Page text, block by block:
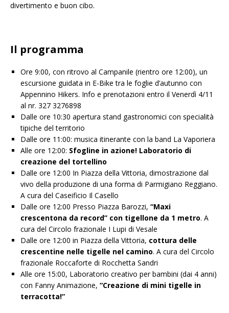
divertimento e buon cibo.
Il programma
Ore 9:00, con ritrovo al Campanile (rientro ore 12:00), un
escursione guidata in E-Bike tra le foglie d’autunno con
Appennino Hikers. Info e prenotazioni entro il Venerdì 4/11
al nr. 327 3276898
Dalle ore 10:30 apertura stand gastronomici con specialità
tipiche del territorio
Dalle ore 11:00: musica itinerante con la band La Vaporiera
Alle ore 12:00: Sfogline in azione! Laboratorio di
creazione del tortellino
Dalle ore 12:00 In Piazza della Vittoria, dimostrazione dal
vivo della produzione di una forma di Parmigiano Reggiano.
A cura del Caseificio Il Casello
Dalle ore 12:00 Presso Piazza Barozzi, “Maxi
crescentona da record” con tigellone da 1 metro. A
cura del Circolo frazionale I Lupi di Vesale
Dalle ore 12:00 in Piazza della Vittoria, cottura delle
crescentine nelle tigelle nel camino. A cura del Circolo
frazionale Roccaforte di Rocchetta Sandri
Alle ore 15:00, Laboratorio creativo per bambini (dai 4 anni)
con Fanny Animazione, “Creazione di mini tigelle in
terracotta!”